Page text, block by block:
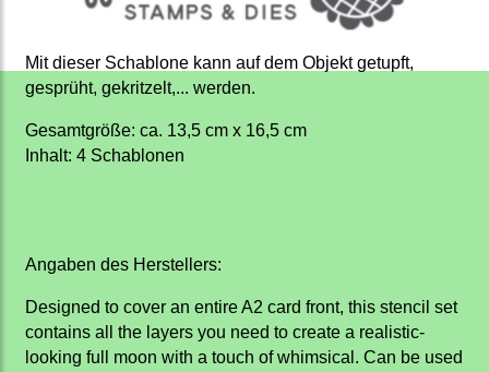
Mit dieser Schablone kann auf dem Objekt getupft,
gesprüht, gekritzelt,... werden.
Gesamtgröße: ca. 13,5 cm x 16,5 cm
Inhalt: 4 Schablonen
Angaben des Herstellers:
Designed to cover an entire A2 card front, this stencil set
contains all the layers you need to create a realistic-
looking full moon with a touch of whimsical. Can be used